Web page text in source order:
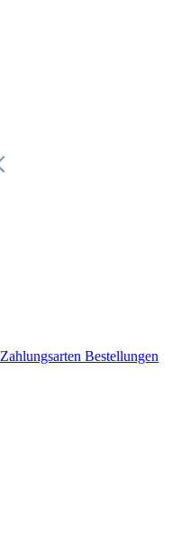
Zahlungsarten Bestellungen